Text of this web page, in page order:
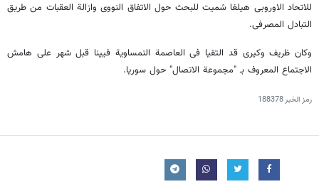
للاتحاد الاوروبی هیلغا شمیت للبحث حول الاتفاق النووی وازالة العقبات من طریق
التبادل المصرفی.
وکان ظریف وکیری قد التقیا فی العاصمة النمساویة فیینا قبل شهر على هامش
الاجتماع المعروف بـ "مجموعة الاتصال" حول سوریا.
رمز الخبر188378